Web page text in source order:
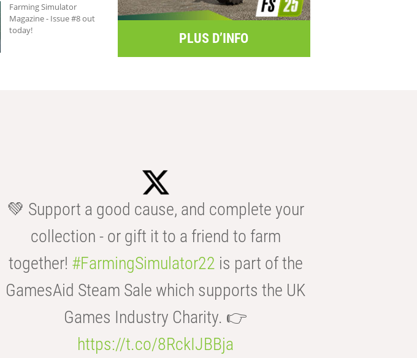
Farming Simulator
Magazine - Issue #8 out
today!
PLUS D’INFO
💚 Support a good cause, and complete your
collection - or gift it to a friend to farm
together! #FarmingSimulator22 is part of the
GamesAid Steam Sale which supports the UK
Games Industry Charity. 👉
https://t.co/8RckIJBBja